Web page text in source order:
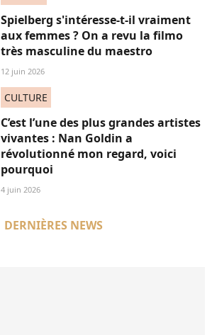
Spielberg s'intéresse-t-il vraiment
aux femmes ? On a revu la filmo
très masculine du maestro
12 juin 2026
CULTURE
C’est l’une des plus grandes artistes
vivantes : Nan Goldin a
révolutionné mon regard, voici
pourquoi
4 juin 2026
DERNIÈRES NEWS